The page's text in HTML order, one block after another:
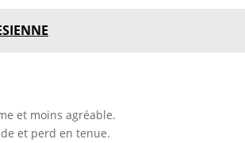
et moins agréable.
et perd en tenue.